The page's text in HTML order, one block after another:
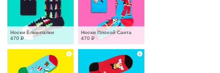
Носки Ёлки-палки
470 Р
Носки Плохой Санта
470 Р